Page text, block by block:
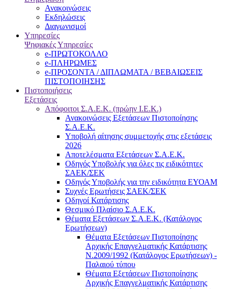
Ανακοινώσεις
Εκδηλώσεις
Διαγωνισμοί
Υπηρεσίες
Ψηφιακές Υπηρεσίες
e-ΠΡΩΤΟΚΟΛΛΟ
e-ΠΛΗΡΩΜΕΣ
e-ΠΡΟΣΟΝΤΑ / ΔΙΠΛΩΜΑΤΑ / ΒΕΒΑΙΩΣΕΙΣ
ΠΙΣΤΟΠΟΙΗΣΗΣ
Πιστοποιήσεις
Εξετάσεις
Απόφοιτοι Σ.Α.Ε.Κ. (πρώην Ι.Ε.Κ.)
Ανακοινώσεις Εξετάσεων Πιστοποίησης
Σ.Α.Ε.Κ.
Υποβολή αίτησης συμμετοχής στις εξετάσεις
2026
Αποτελέσματα Εξετάσεων Σ.Α.Ε.Κ.
Οδηγός Υποβολής για όλες τις ειδικότητες
ΣΑΕΚ/ΣΕΚ
Οδηγός Υποβολής για την ειδικότητα ΕΥΟΑΜ
Συχνές Ερωτήσεις ΣΑΕΚ/ΣΕΚ
Οδηγοί Κατάρτισης
Θεσμικό Πλαίσιο Σ.Α.Ε.Κ.
Θέματα Εξετάσεων Σ.Α.Ε.Κ. (Κατάλογος
Ερωτήσεων)
Θέματα Εξετάσεων Πιστοποίησης
Αρχικής Επαγγελματικής Κατάρτισης
Ν.2009/1992 (Κατάλογος Ερωτήσεων) -
Παλαιού τύπου
Θέματα Εξετάσεων Πιστοποίησης
Αρχικής Επαγγελματικής Κατάρτισης